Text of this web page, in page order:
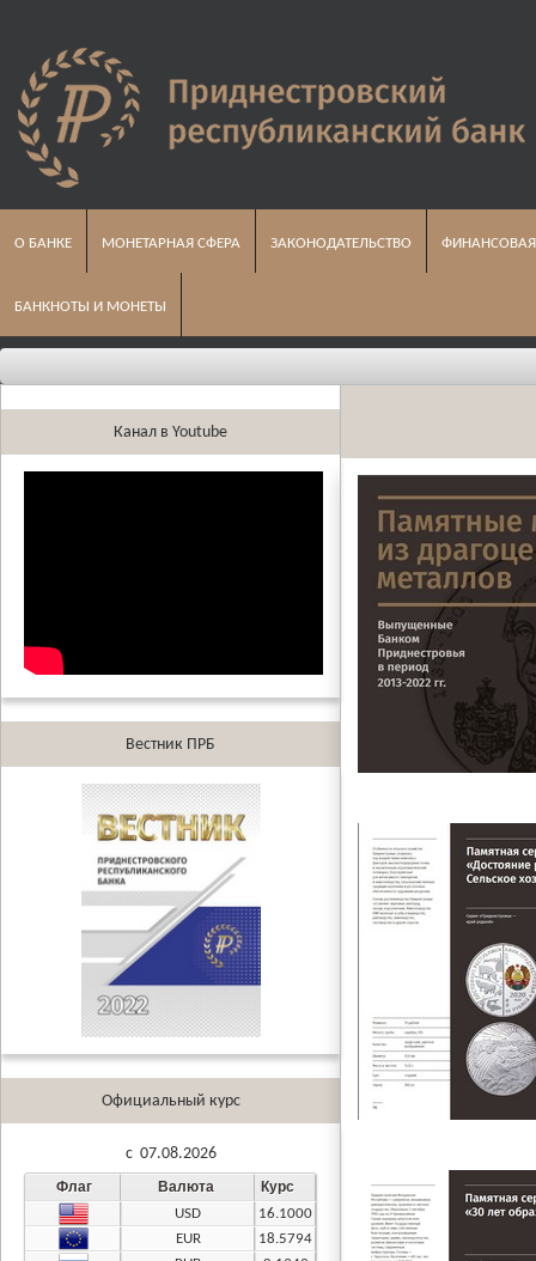
О БАНКЕ МОНЕТАРНАЯ СФЕРА ЗАКОНОДАТЕЛЬСТВО
БАНКНОТЫ И МОНЕТЫ
Канал в Youtube
Вестник ПРБ
Официальный курс
c 07.08.2026
Флаг Валюта Курс
USD
16.1000
EUR
18.5794